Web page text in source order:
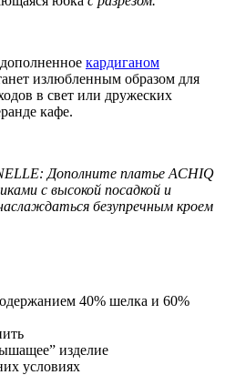
кардиганом
излюбленным образом для
в свет или дружеских
кафе.
Дополните платье ACHIQ
с высокой посадкой и
безупречным кроем
40% шелка и 60%
изделие
условиях